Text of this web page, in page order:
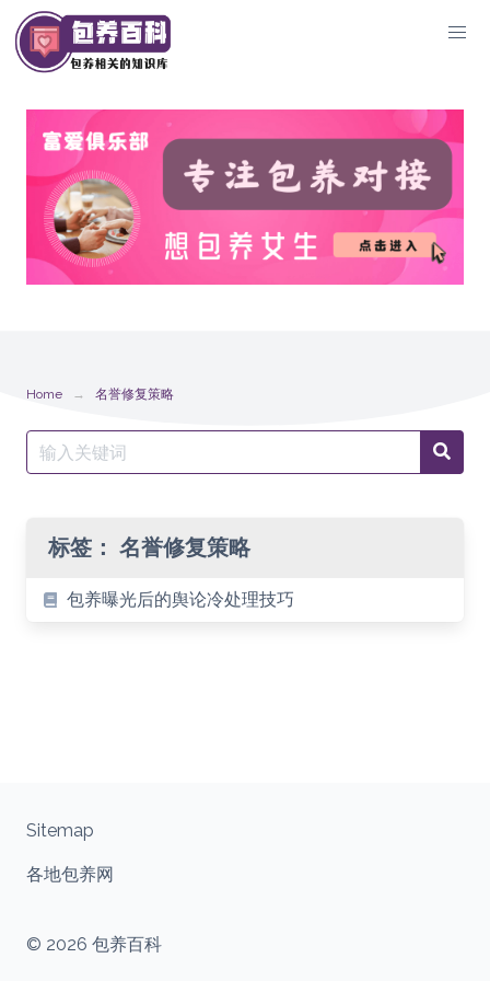
Skip
to
content
Home 名誉修复策略
Search
for:
标签： 名誉修复策略
包养曝光后的舆论冷处理技巧
© 2026 包养百科
Sitemap
各地包养网